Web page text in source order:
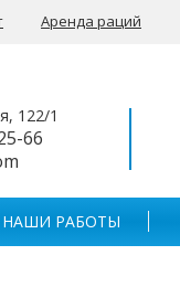
Аренда раций
122/1
66
НАШИ РАБОТЫ